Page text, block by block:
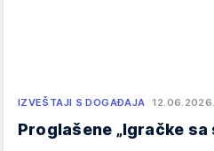
IZVEŠTAJI S DOGAĐAJA 12.06.2026.
Proglašene „Igračke sa